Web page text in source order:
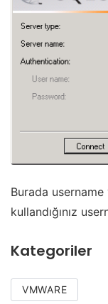
Burada
kullandığınız
Kategoriler
VMWARE